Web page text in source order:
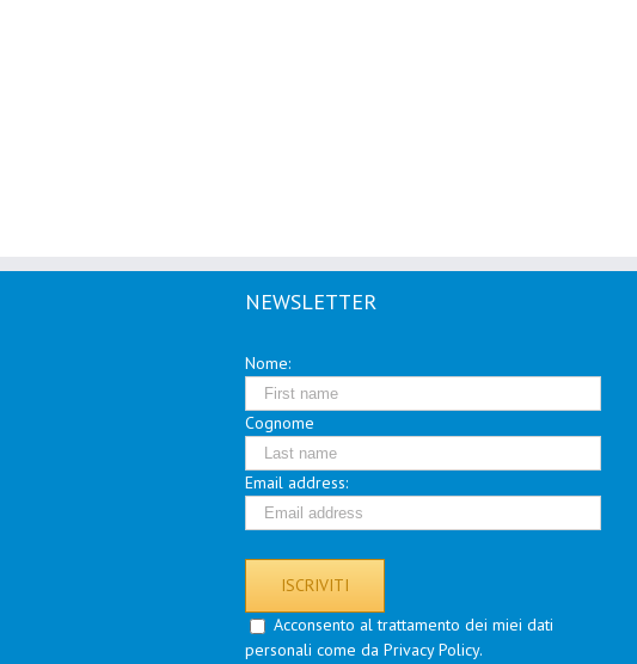
NEWSLETTER
Nome:
Cognome
Email address:
Acconsento al trattamento dei miei dati
personali come da Privacy Policy.